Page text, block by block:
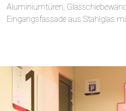
Aluminiumtüren,
Eingangsfassade aus Stahlglas